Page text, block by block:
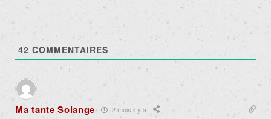
42 COMMENTAIRES
Ma tante Solange 2 mois il y a